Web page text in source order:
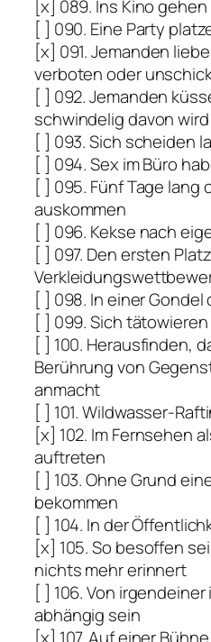
[x] 089. Ins Kino gehen
[ ] 090. Eine Party
[x] 091. Jemanden
verboten oder
[ ] 092. Jemanden
schwindelig davon wird
[ ] 093. Sich scheiden
[ ] 094. Sex im Büro
[ ] 095. Fünf Tage lang
auskommen
[ ] 096. Kekse nach
[ ] 097. Den ersten
[ ] 098. In einer
[ ] 099. Sich
[ ] 100. Herausfinden,
Berührung von
anmacht
[ ] 101. Wildwasser-
[x] 102. Im Fernsehen
auftreten
[ ] 103. Ohne Grund
bekommen
[ ] 104. In der
[x] 105. So besoffen
nichts mehr erinnert
[ ] 106. Von
abhängig sein